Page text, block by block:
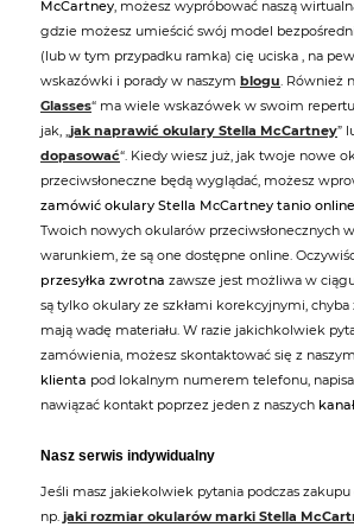
McCartney, możesz wypróbować naszą
gdzie możesz umieścić swój model
(lub w tym przypadku ramka) cię uciska , na
wskazówki i porady w naszym blogu. Również
Glasses“ ma wiele wskazówek w swoim
jak, „jak naprawić okulary Stella McCartney”
dopasować“. Kiedy wiesz już, jak twoje nowe
przeciwsłoneczne będą wyglądać, możesz
zamówić okulary Stella McCartney tanio online
Twoich nowych okularów przeciwsłonecznych
warunkiem, że są one dostępne online.
przesyłka zwrotna zawsze jest możliwa w
są tylko okulary ze szkłami korekcyjnymi,
mają wadę materiału. W razie jakichkolwiek
zamówienia, możesz skontaktować się z naszym
klienta pod lokalnym numerem telefonu,
nawiązać kontakt poprzez jeden z naszych
Nasz serwis indywidualny
Jeśli masz jakiekolwiek pytania podczas
np. jaki rozmiar okularów marki Stella